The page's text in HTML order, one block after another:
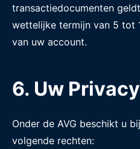
transactiedocumenten
wettelijke termijn van 5 tot
van uw account.
6. Uw
Onder de AVG beschikt u
volgende rechten: